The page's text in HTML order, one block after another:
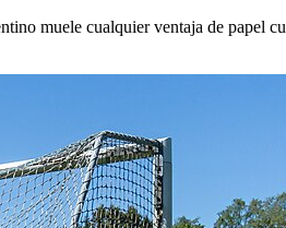
muele cualquier ventaja de papel